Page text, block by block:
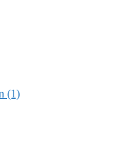
(1)